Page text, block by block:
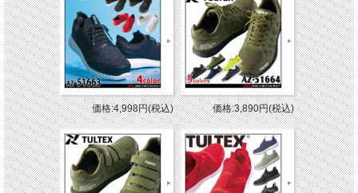
価格:4,998円(税込) 価格:3,890円(税込)